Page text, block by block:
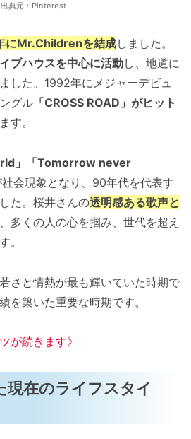
出典元：Pinterest
にMr.Childrenを結成しました。
ブハウスを中心に活動し、地道に
した。1992年にメジャーデビュ
グル 「CROSS ROAD」がヒット
す。
」「Tomorrow never
会現象となり、90年代を代表す
た。桜井さんの透明感ある歌声と
多くの人の心を掴み、世代を超え
。
さと情熱が最も輝いていた時期で
を築いた重要な時期です。
が続きます》
現在のライフスタイ